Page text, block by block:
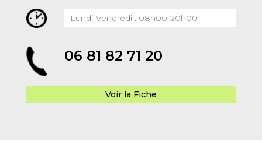
Lundi-Vendredi : 08h00-20h00
06 81 82 71 20
Voir la Fiche